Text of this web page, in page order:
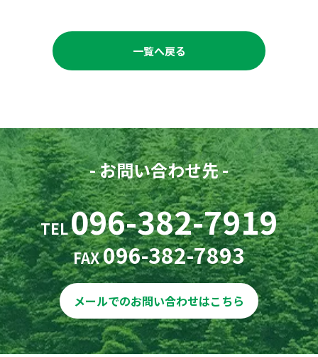
一覧へ戻る
- お問い合わせ先 -
TEL096-382-7919
FAX096-382-7893
メールでのお問い合わせはこちら